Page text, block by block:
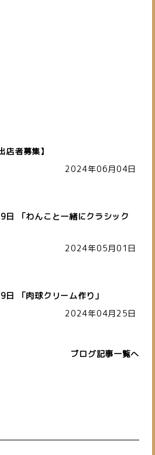
者募集】
2024年06月04日
日 「わんこと一緒にクラシック
2024年05月01日
日 「肉球クリーム作り」
2024年04月25日
ブログ記事一覧へ